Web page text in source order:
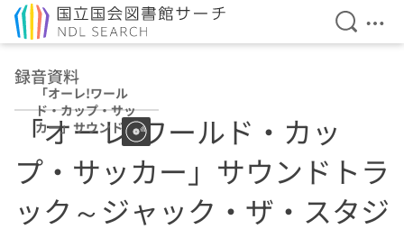
検索を
メ
録音資料
「オーレ!ワール
ド・カップ・サッ
カー」サウンドト
ラック～ジャッ
ク・ザ・スタジア
ム
「オーレ!ワールド・カッ
プ・サッカー」サウンドトラ
ック～ジャック・ザ・スタジ